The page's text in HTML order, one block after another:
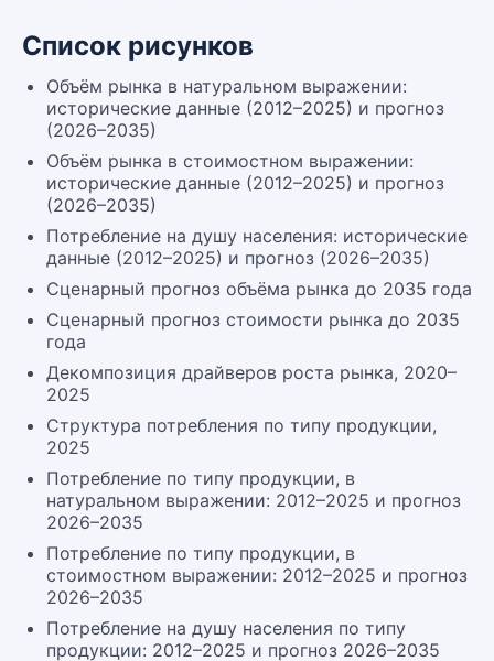
Список рисунков
Объём рынка в натуральном выражении:
исторические данные (2012–2025) и прогноз
(2026–2035)
Объём рынка в стоимостном выражении:
исторические данные (2012–2025) и прогноз
(2026–2035)
Потребление на душу населения: исторические
данные (2012–2025) и прогноз (2026–2035)
Сценарный прогноз объёма рынка до 2035 года
Сценарный прогноз стоимости рынка до 2035
года
Декомпозиция драйверов роста рынка, 2020–
2025
Структура потребления по типу продукции,
2025
Потребление по типу продукции, в
натуральном выражении: 2012–2025 и прогноз
2026–2035
Потребление по типу продукции, в
стоимостном выражении: 2012–2025 и прогноз
2026–2035
Потребление на душу населения по типу
продукции: 2012–2025 и прогноз 2026–2035